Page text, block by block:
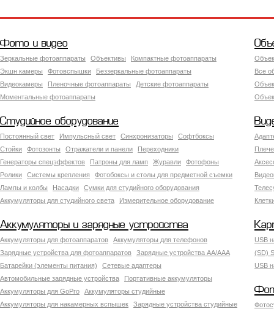
Фото и видео
Зеркальные фотоаппараты Объективы
Компактные фотоаппараты
Экшн камеры
Фотовспышки
Беззеркальные фотоаппараты
Видеокамеры
Пленочные фотоаппараты
Детские фотоаппараты
Моментальные фотоаппараты
Все
Студийное оборудование
Постоянный свет Импульсный свет Синхронизаторы
Софтбоксы
Стойки
Фотозонты Отражатели и панели
Переходники
Генераторы спецэффектов
Патроны для ламп Журавли
Фотофоны
Ролики
Системы крепления
Фотобоксы и столы для предметной съемки
Лампы и колбы
Насадки
Сумки для студийного оборудования
Аккумуляторы для студийного света
Измерительное оборудование
Аккумуляторы и зарядные устройства
Аккумуляторы для фотоаппаратов
Аккумуляторы для телефонов
Зарядные устройства для фотоаппаратов
Зарядные устройства AA/AAA
Батарейки (элементы питания)
Сетевые адаптеры
Автомобильные зарядные устройства
Портативные аккумуляторы
Аккумуляторы для GoPro
Аккумуляторы студийные
Аккумуляторы для накамерных вспышек
Зарядные устройства студийные
USB
(SD)
USB